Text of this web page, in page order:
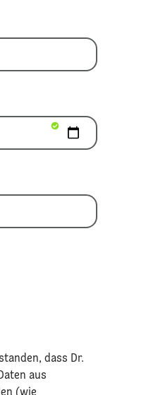
dass Dr.
aus
(wie